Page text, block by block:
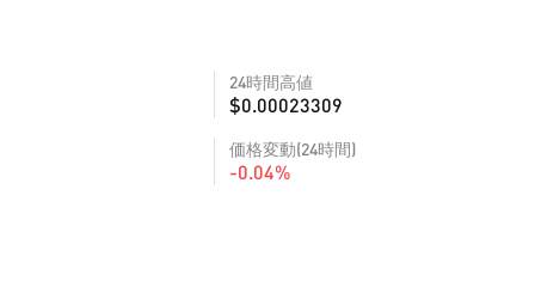
24時間高値
$0.00023309
価格変動(24時間)
-0.04%